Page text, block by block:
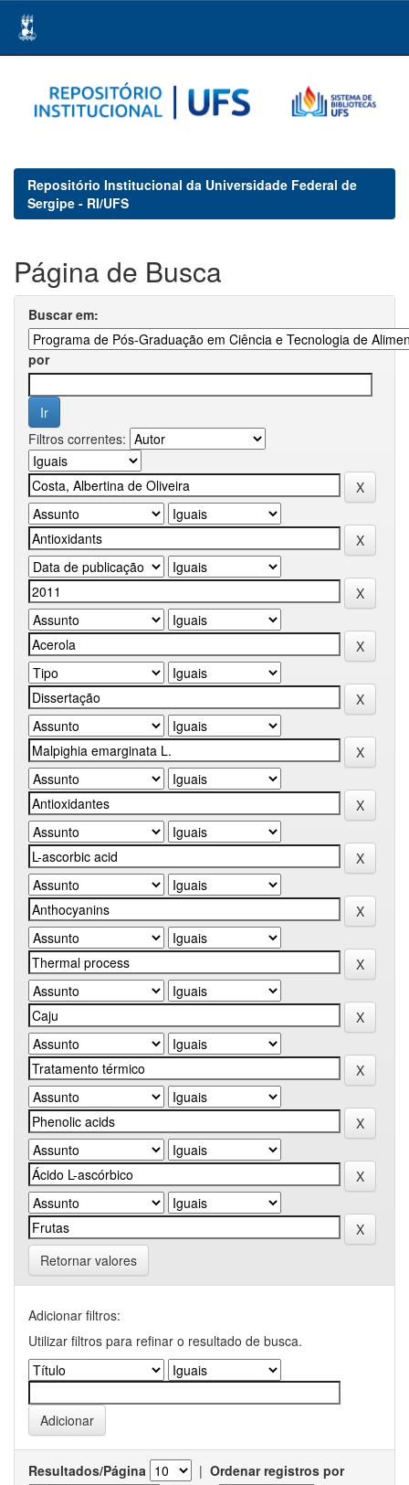
navigation
Repositório Institucional da Universidade Federal de
Sergipe - RI/UFS
Página de Busca
Buscar em:
por
Filtros correntes:
Retornar valores
Adicionar filtros:
Utilizar filtros para refinar o resultado de busca.
Resultados/Página | Ordenar registros por